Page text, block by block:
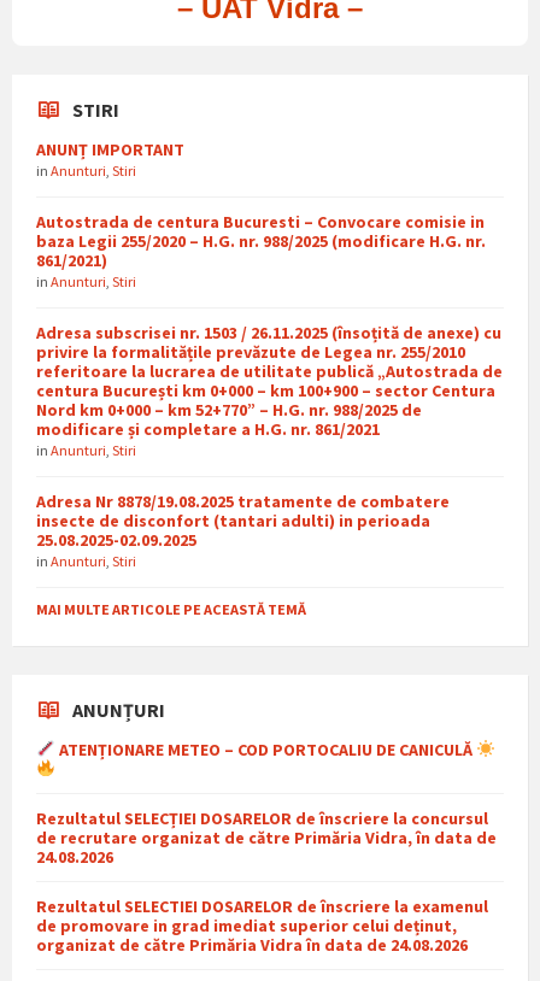
– UAT Vidra –
STIRI
ANUNȚ IMPORTANT
in Anunturi Stiri
Autostrada de centura Bucuresti – Convocare comisie in
baza Legii 255/2020 – H.G. nr. 988/2025 (modificare H.G. nr.
861/2021)
in Anunturi Stiri
Adresa subscrisei nr. 1503 / 26.11.2025 (însoțită de anexe) cu
privire la formalitățile prevăzute de Legea nr. 255/2010
referitoare la lucrarea de utilitate publică „Autostrada de
centura București km 0+000 – km 100+900 – sector Centura
Nord km 0+000 – km 52+770” – H.G. nr. 988/2025 de
modificare și completare a H.G. nr. 861/2021
in Anunturi Stiri
Adresa Nr 8878/19.08.2025 tratamente de combatere
insecte de disconfort (tantari adulti) in perioada
25.08.2025-02.09.2025
in Anunturi Stiri
MAI MULTE ARTICOLE PE ACEASTĂ TEMĂ
ANUNȚURI
ATENȚIONARE METEO – COD PORTOCALIU DE CANICULĂ
Rezultatul SELECȚIEI DOSARELOR de înscriere la concursul
de recrutare organizat de către Primăria Vidra, în data de
24.08.2026
Rezultatul SELECTIEI DOSARELOR de înscriere la examenul
de promovare in grad imediat superior celui deținut,
organizat de către Primăria Vidra în data de 24.08.2026